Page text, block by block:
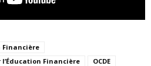
Financière
Financière
OCDE